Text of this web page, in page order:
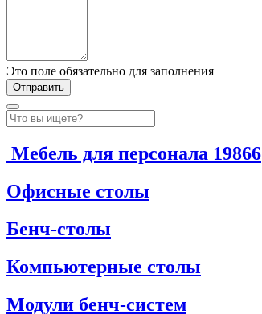
Это поле обязательно для заполнения
Мебель для персонала 19866
Офисные столы
Бенч-столы
Компьютерные столы
Модули бенч-систем